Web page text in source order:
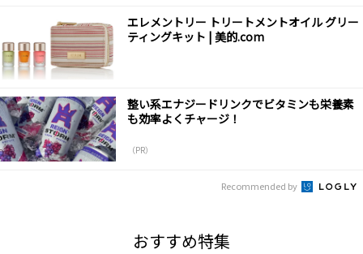
エレメントリー トリートメントオイル グリー
ティングキット | 美的.com
整い系エナジードリンクでビタミンも栄養素
も効率よくチャージ！
（PR）
Recommended by
おすすめ特集